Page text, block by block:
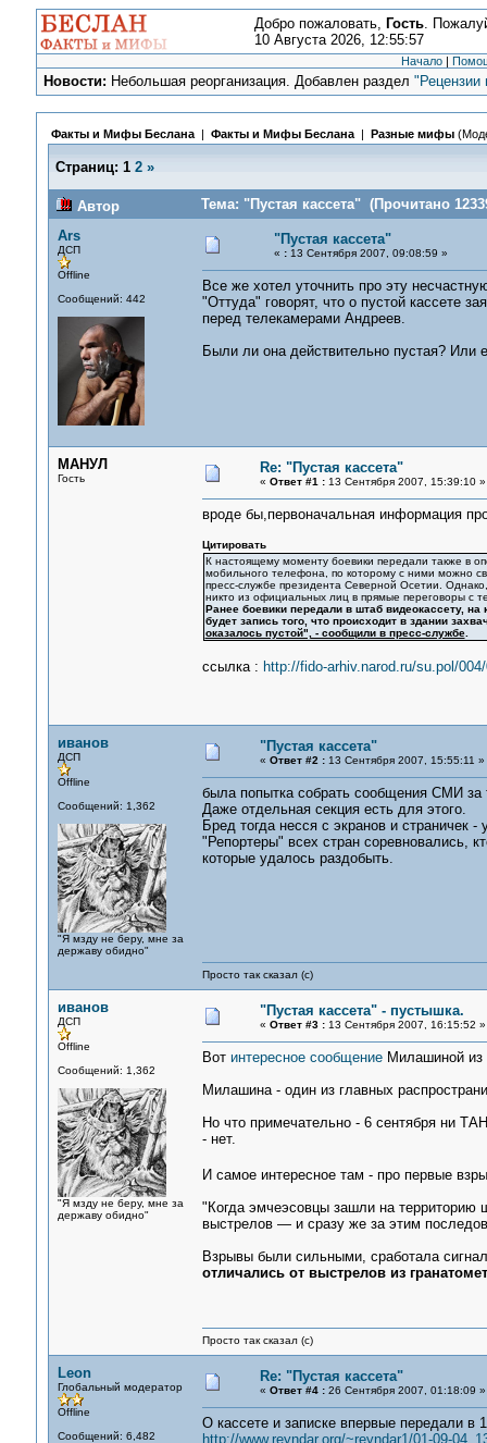
Добро пожаловать, Гость.
10 Августа 2026, 12:55:57
Начало |
Новости: Небольшая реорганизация. Добавлен раздел"Рецензии
Факты и Мифы Беслана| Факты и Мифы Беслана| Разные мифы
Страниц: 1 2 »
Автор
Тема: "Пустая кассета" (Прочитано
Ars
ДСП
Offline
Сообщений: 442
"Пустая кассета"
« :13 Сентября 2007, 09:08:59 »
Все же хотел уточнить про эту
"Оттуда" говорят, что о пустой кассете
перед телекамерами Андреев.
Были ли она действительно пустая? Или
МАНУЛ
Гость
Re: "Пустая кассета"
« Ответ #1 :13 Сентября 2007, 15:39:10 »
вроде бы,первоначальная информация
Цитировать
К настоящему моменту боевики передали также в
мобильного телефона, по которому с ними можно
пресс-службе президента Северной Осетии.
никто из официальных лиц в прямые переговоры с
Ранее боевики передали в штаб видеокассету, на
будет запись того, что происходит в здании
оказалось пустой", - сообщили в пресс-службе.
ссылка : http://fido-arhiv.narod.ru/su.pol/
иванов
ДСП
Offline
Сообщений: 1,362
"Я мзду не беру, мне за
державу обидно"
"Пустая кассета"
« Ответ #2 :13 Сентября 2007, 15:55:11 »
была попытка собрать сообщения СМИ за
Даже отдельная секция есть для этого.
Бред тогда несся с экранов и страничек
"Репортеры" всех стран соревновались,
которые удалось раздобыть.
Просто так сказал (с)
иванов
ДСП
Offline
Сообщений: 1,362
"Я мзду не беру, мне за
державу обидно"
"Пустая кассета" - пустышка.
« Ответ #3 :13 Сентября 2007, 16:15:52 »
Вот интересное сообщениеМилашиной из
Милашина - один из главных
Но что примечательно - 6 сентября ни
- нет.
И самое интересное там - про первые
"Когда эмчеэсовцы зашли на территорию
выстрелов — и сразу же за этим
Взрывы были сильными, сработала
отличались от выстрелов из
Просто так сказал (с)
Leon
Глобальный модератор
Offline
Сообщений: 6,482
Re: "Пустая кассета"
« Ответ #4 :26 Сентября 2007, 01:18:09 »
О кассете и записке впервые передали в
http://www.reyndar.org/~reyndar1/01-09-